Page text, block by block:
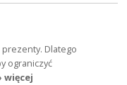
Dlatego
ograniczyć
więcej